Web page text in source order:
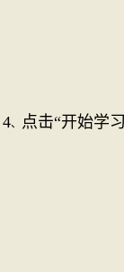
4、 点击“开始学